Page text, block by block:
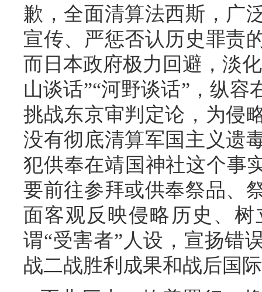
歉，全面清算法西斯，广
宣传、严惩否认历史罪责
而日本政府极力回避，淡
山谈话”“河野谈话”，纵
挑战东京审判定论，为侵
没有彻底清算军国主义遗
犯供奉在靖国神社这个事
要前往参拜或供奉祭品、
面客观反映侵略历史、
谓“受害者”人设，宣扬错
战二战胜利成果和战后国